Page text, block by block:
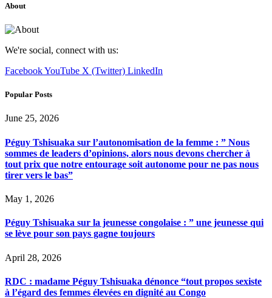
About
We're social, connect with us:
FacebookYouTube X (Twitter) LinkedIn
Popular Posts
June 25, 2026
Péguy Tshisuaka sur l’autonomisation de la femme : ” Nous
sommes de leaders d’opinions, alors nous devons chercher à
tout prix que notre entourage soit autonome pour ne pas nous
tirer vers le bas”
May 1, 2026
Péguy Tshisuaka sur la jeunesse congolaise : ” une jeunesse qui
se lève pour son pays gagne toujours
April 28, 2026
RDC : madame Péguy Tshisuaka dénonce “tout propos sexiste
à l’égard des femmes élevées en dignité au Congo